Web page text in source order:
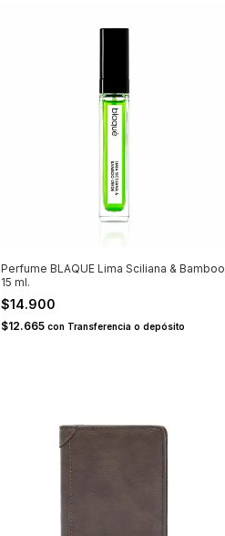
Perfume BLAQUE Lima Sciliana & Bamboo
15 ml.
$14.900
$12.665 con Transferencia o depósito